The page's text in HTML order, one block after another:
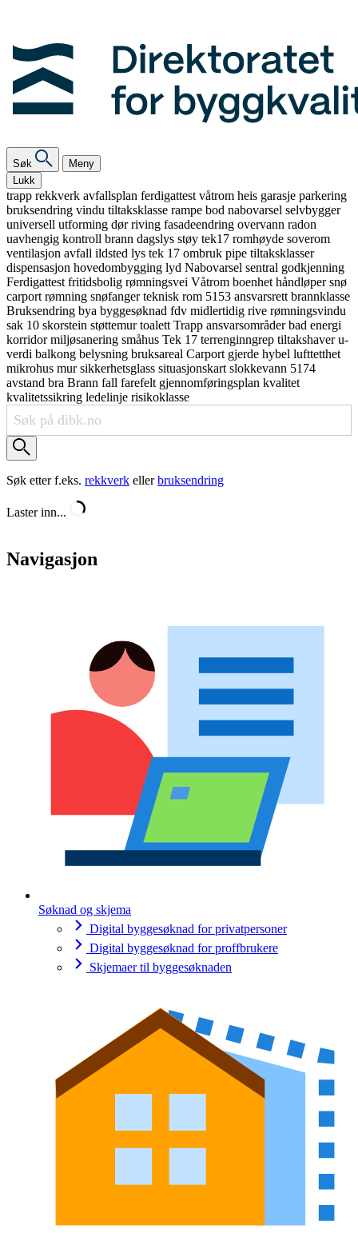
Søk
Meny
Lukk
trapp rekkverk avfallsplan ferdigattest våtrom heis garasje parkering
bruksendring vindu tiltaksklasse rampe bod nabovarsel selvbygger
universell utforming dørriving fasadeendring overvann radon
uavhengig kontroll brann dagslys støy tek17 romhøyde soverom
ventilasjon avfall ildsted lys tek 17 ombruk pipe tiltaksklasser
dispensasjon hovedombygging lyd Nabovarsel sentral godkjenning
Ferdigattest fritidsbolig rømningsvei Våtrom boenhet håndløpersnø
carport rømning snøfangerteknisk rom 5153 ansvarsrett brannklasse
Bruksendring bya byggesøknad fdv midlertidig rive rømningsvindu
sak 10 skorstein støttemurtoalett Trapp ansvarsområderbad energi
korridormiljøsanering småhus Tek 17 terrenginngrep tiltakshaveru-
verdi balkong belysning bruksareal Carport gjerde hybel lufttetthet
mikrohus mursikkerhetsglass situasjonskart slokkevann 5174
avstand bra Brann fall farefelt gjennomføringsplan kvalitet
kvalitetssikring ledelinje risikoklasse
Søk etter f.eks. rekkverk ellerbruksendring
Laster inn...
Navigasjon
Søknad og skjema
Digital byggesøknad for privatpersoner
Digital byggesøknad for proffbrukere
Skjemaer til byggesøknaden